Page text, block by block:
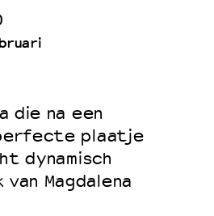
die na een
plaatje
dynamisch
Magdalena